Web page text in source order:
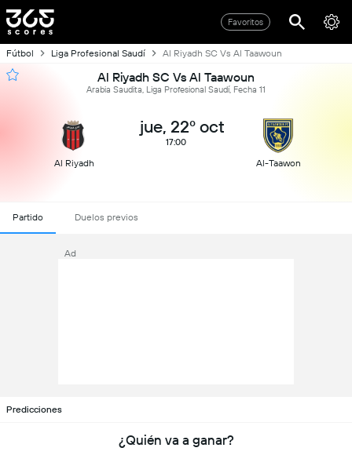
Favoritos
Fútbol Liga Profesional Saudí Al Riyadh SC Vs Al Taawoun
Al Riyadh SC Vs Al Taawoun
Arabia Saudita, Liga Profesional Saudí, Fecha 11
Al Riyadh
jue, 22º oct
17:00
Al-Taawon
Partido Duelos previos
Ad
Predicciones
¿Quién va a ganar?